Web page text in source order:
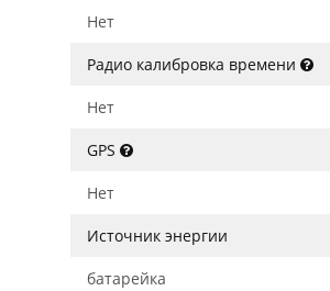
Нет
Радио калибровка времени
Нет
GPS
Нет
Источник энергии
батарейка